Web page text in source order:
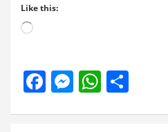
Like this:
Loading…
F
M W